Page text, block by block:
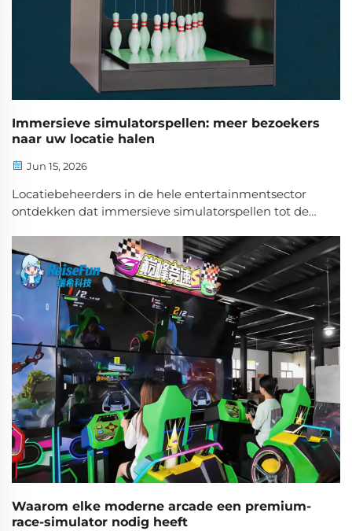
Immersieve simulatorspellen: meer bezoekers
naar uw locatie halen
Jun 15, 2026
Locatiebeheerders in de hele entertainmentsector
ontdekken dat immersieve simulatorspellen tot de
trekken, verblijftijd te verlengen en herhaalde
bezoeken te genereren. Of u nu een familie-
entertainmentcentrum beheert, een ...
Waarom elke moderne arcade een premium-
race-simulator nodig heeft